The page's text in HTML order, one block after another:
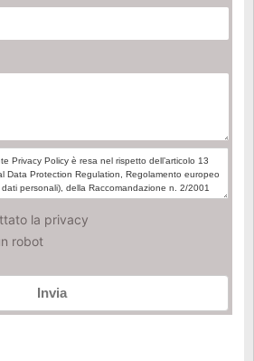
la privacy
robot
Invia